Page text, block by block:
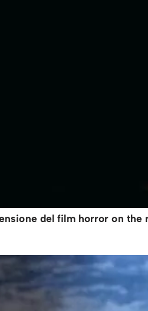
del film horror on